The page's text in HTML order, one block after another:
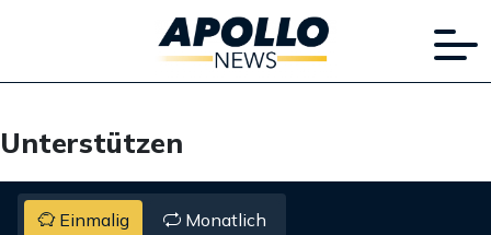
Unterstützen
Einmalig Monatlich